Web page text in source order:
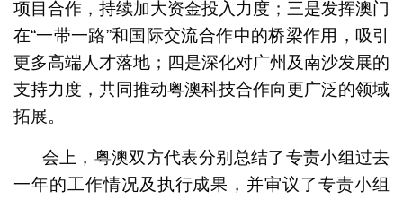
项目合作，持续加大资金投入力度；三是发挥澳门
在“一带一路”和国际交流合作中的桥梁作用，吸引
更多高端人才落地；四是深化对广州及南沙发展的
支持力度，共同推动粤澳科技合作向更广泛的领域
拓展。
会上，粤澳双方代表分别总结了专责小组过去
一年的工作情况及执行成果，并审议了专责小组